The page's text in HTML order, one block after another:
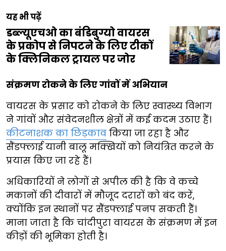
यह भी पढ़ें
डब्ल्यूएचओ का बंडिबुग्यो वायरस
के प्रकोप से निपटने के लिए टीकों
के क्लिनिकल ट्रायल पर जोर
संक्रमण रोकने के लिए गांवों में अभियान
वायरस के प्रसार को रोकने के लिए स्वास्थ्य विभाग
ने गांवों और संवेदनशील क्षेत्रों में कई कदम उठाए हैं।
कीटनाशक का छिड़काव किया जा रहा है और
सैंडफ्लाई यानी बालू मक्खियों को नियंत्रित करने के
प्रयास किए जा रहे हैं।
अधिकारियों ने लोगों से अपील की है कि वे कच्चे
मकानों की दीवारों में मौजूद दरारों को बंद करें,
क्योंकि इन स्थानों पर सैंडफ्लाई पनप सकती हैं।
माना जाता है कि चांदीपुरा वायरस के संक्रमण में इन
कीड़ों की भूमिका होती है।